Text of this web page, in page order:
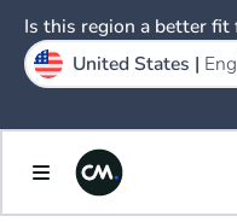
Is this region a better fit
United States |